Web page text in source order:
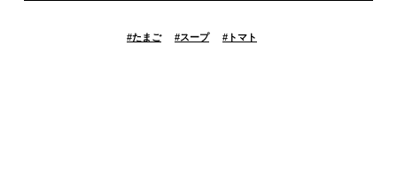
#たまご #スープ # トマト